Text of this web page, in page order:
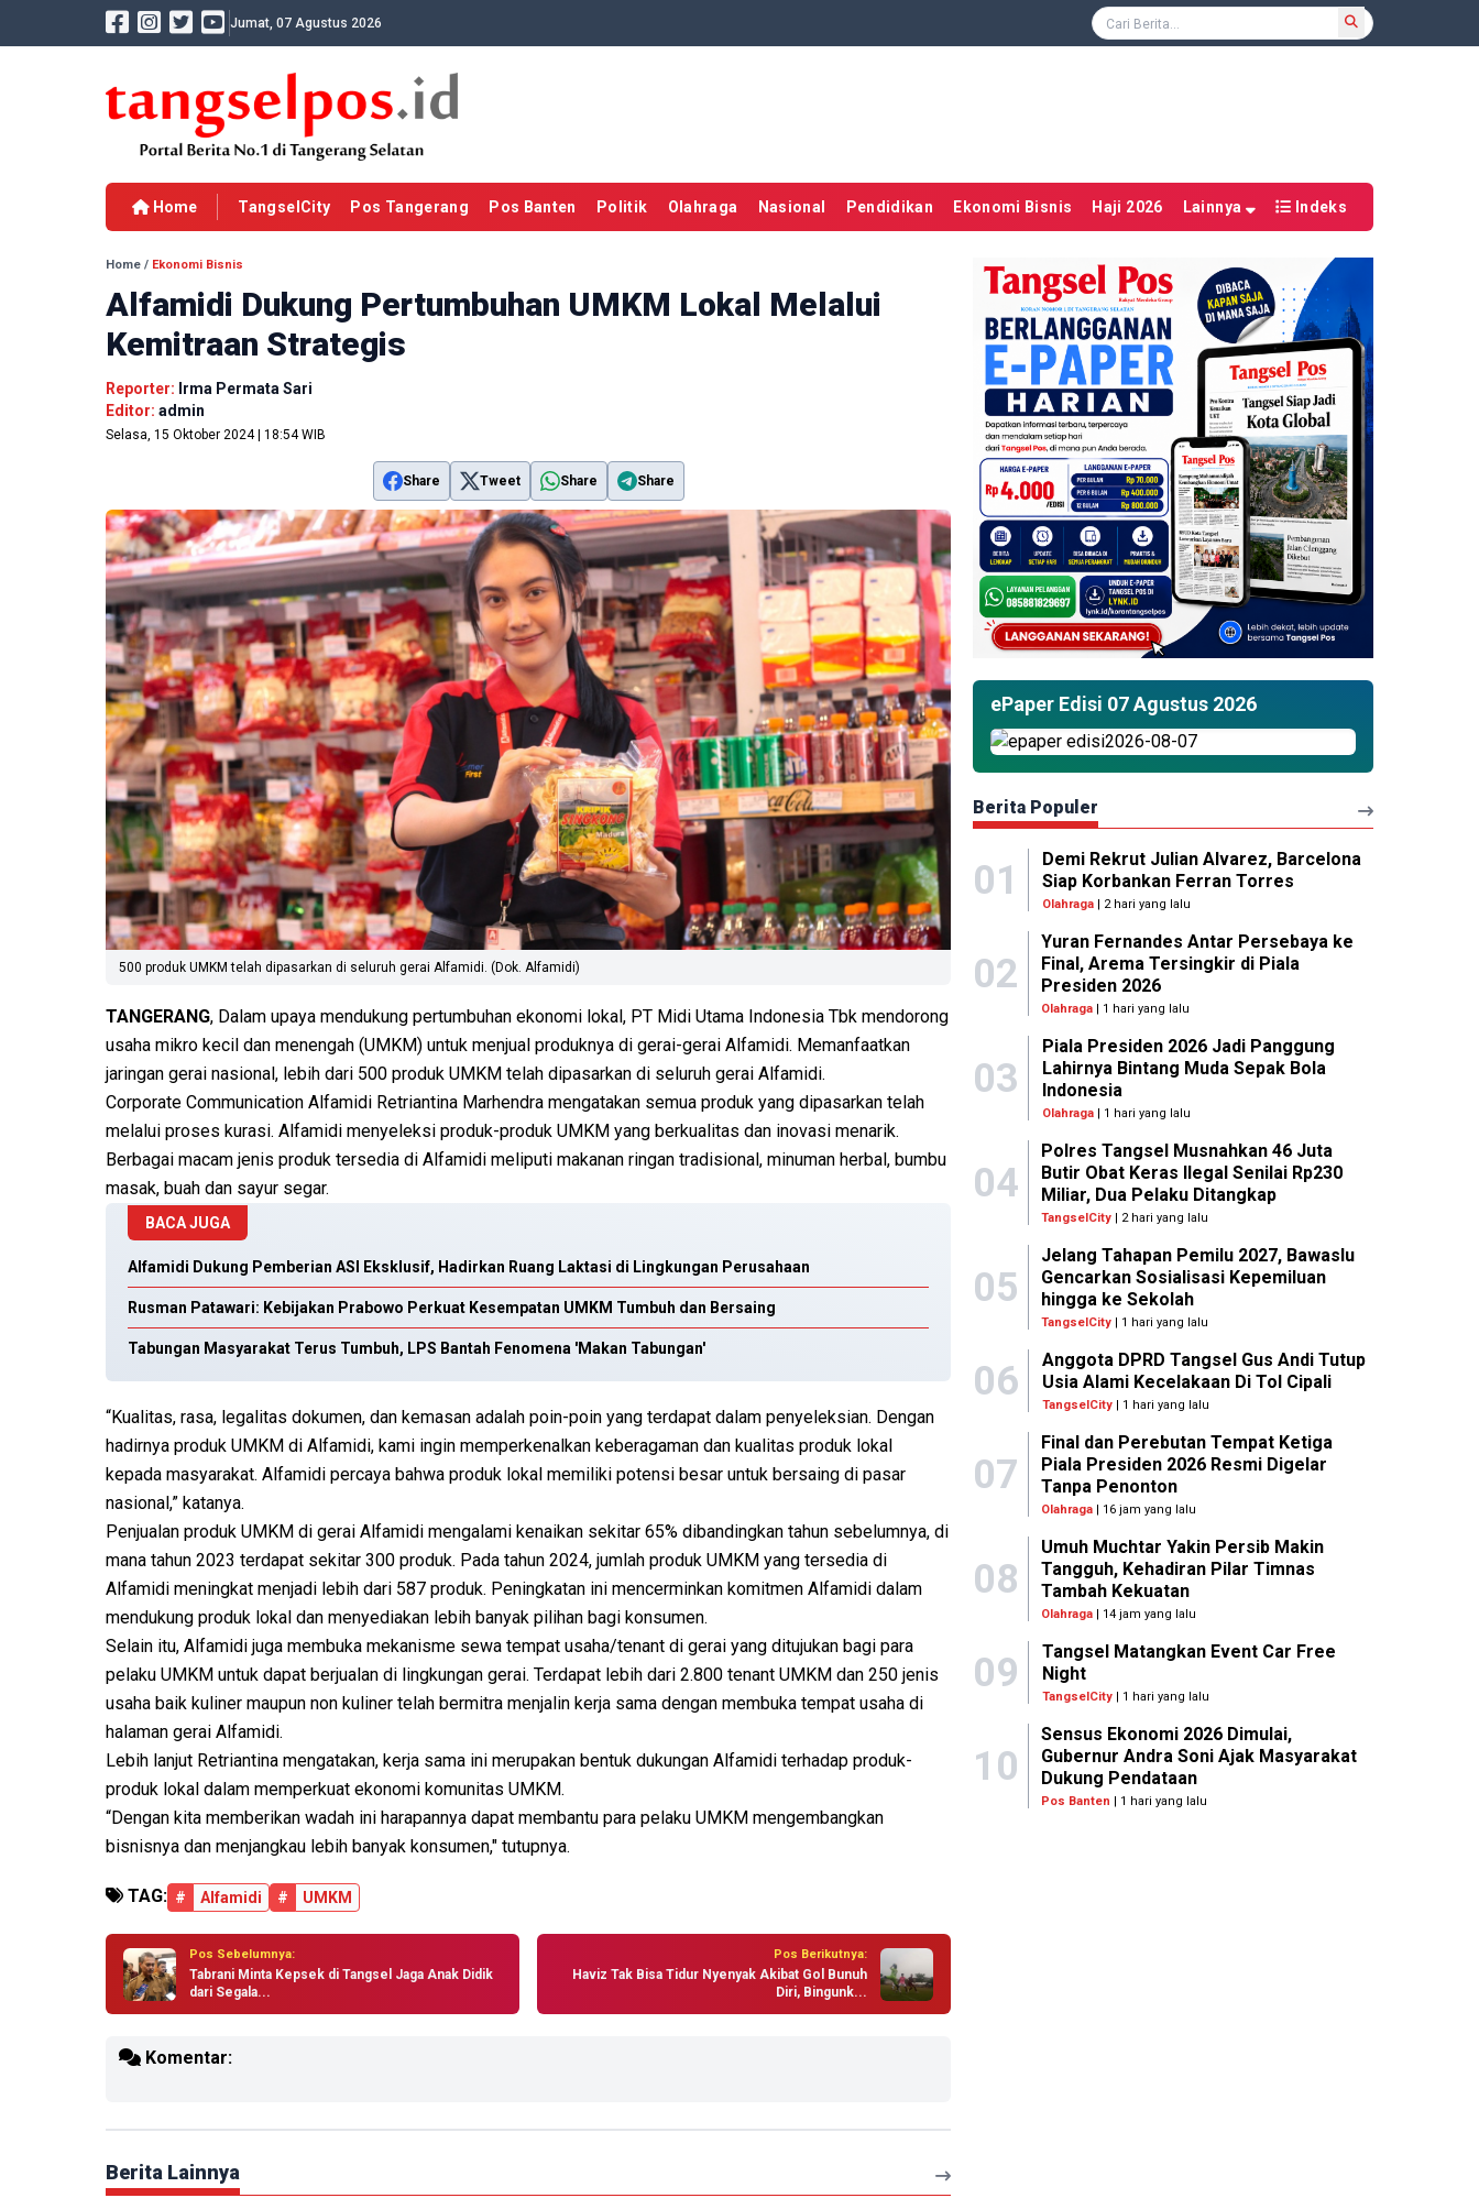
Jumat, 07 Agustus 2026
Home TangselCity Pos Tangerang Pos Banten Politik Olahraga Nasional Pendidikan Ekonomi Bisnis Haji 2026 Lainnya Indeks
Home / Ekonomi Bisnis
Alfamidi Dukung Pertumbuhan UMKM Lokal Melalui
Kemitraan Strategis
Reporter: Irma Permata Sari
Editor: admin
Selasa, 15 Oktober 2024 | 18:54 WIB
Share Tweet Share Share
500 produk UMKM telah dipasarkan di seluruh gerai Alfamidi. (Dok. Alfamidi)
TANGERANG, Dalam upaya mendukung pertumbuhan ekonomi lokal, PT Midi Utama Indonesia Tbk mendorong
usaha mikro kecil dan menengah (UMKM) untuk menjual produknya di gerai-gerai Alfamidi. Memanfaatkan
jaringan gerai nasional, lebih dari 500 produk UMKM telah dipasarkan di seluruh gerai Alfamidi.
Corporate Communication Alfamidi Retriantina Marhendra mengatakan semua produk yang dipasarkan telah
melalui proses kurasi. Alfamidi menyeleksi produk-produk UMKM yang berkualitas dan inovasi menarik.
Berbagai macam jenis produk tersedia di Alfamidi meliputi makanan ringan tradisional, minuman herbal, bumbu
masak, buah dan sayur segar.
BACA JUGA
Alfamidi Dukung Pemberian ASI Eksklusif, Hadirkan Ruang Laktasi di Lingkungan Perusahaan
Rusman Patawari: Kebijakan Prabowo Perkuat Kesempatan UMKM Tumbuh dan Bersaing
Tabungan Masyarakat Terus Tumbuh, LPS Bantah Fenomena 'Makan Tabungan'
“Kualitas, rasa, legalitas dokumen, dan kemasan adalah poin-poin yang terdapat dalam penyeleksian. Dengan
hadirnya produk UMKM di Alfamidi, kami ingin memperkenalkan keberagaman dan kualitas produk lokal
kepada masyarakat. Alfamidi percaya bahwa produk lokal memiliki potensi besar untuk bersaing di pasar
nasional,” katanya.
Penjualan produk UMKM di gerai Alfamidi mengalami kenaikan sekitar 65% dibandingkan tahun sebelumnya, di
mana tahun 2023 terdapat sekitar 300 produk. Pada tahun 2024, jumlah produk UMKM yang tersedia di
Alfamidi meningkat menjadi lebih dari 587 produk. Peningkatan ini mencerminkan komitmen Alfamidi dalam
mendukung produk lokal dan menyediakan lebih banyak pilihan bagi konsumen.
Selain itu, Alfamidi juga membuka mekanisme sewa tempat usaha/tenant di gerai yang ditujukan bagi para
pelaku UMKM untuk dapat berjualan di lingkungan gerai. Terdapat lebih dari 2.800 tenant UMKM dan 250 jenis
usaha baik kuliner maupun non kuliner telah bermitra menjalin kerja sama dengan membuka tempat usaha di
halaman gerai Alfamidi.
Lebih lanjut Retriantina mengatakan, kerja sama ini merupakan bentuk dukungan Alfamidi terhadap produk-
produk lokal dalam memperkuat ekonomi komunitas UMKM.
“Dengan kita memberikan wadah ini harapannya dapat membantu para pelaku UMKM mengembangkan
bisnisnya dan menjangkau lebih banyak konsumen," tutupnya.
TAG: # Alfamidi # UMKM
Pos Sebelumnya:
Tabrani Minta Kepsek di Tangsel Jaga Anak Didik
dari Segala...
Pos Berikutnya:
Haviz Tak Bisa Tidur Nyenyak Akibat Gol Bunuh
Diri, Bingunk...
Komentar:
Berita Lainnya
ePaper Edisi 07 Agustus 2026
Berita Populer
01
Demi Rekrut Julian Alvarez, Barcelona
Siap Korbankan Ferran Torres
Olahraga| 2 hari yang lalu
02
Yuran Fernandes Antar Persebaya ke
Final, Arema Tersingkir di Piala
Presiden 2026
Olahraga | 1 hari yang lalu
03
Piala Presiden 2026 Jadi Panggung
Lahirnya Bintang Muda Sepak Bola
Indonesia
Olahraga| 1 hari yang lalu
04
Polres Tangsel Musnahkan 46 Juta
Butir Obat Keras Ilegal Senilai Rp230
Miliar, Dua Pelaku Ditangkap
TangselCity | 2 hari yang lalu
05
Jelang Tahapan Pemilu 2027, Bawaslu
Gencarkan Sosialisasi Kepemiluan
hingga ke Sekolah
TangselCity | 1 hari yang lalu
06
Anggota DPRD Tangsel Gus Andi Tutup
Usia Alami Kecelakaan Di Tol Cipali
TangselCity| 1 hari yang lalu
07
Final dan Perebutan Tempat Ketiga
Piala Presiden 2026 Resmi Digelar
Tanpa Penonton
Olahraga | 16 jam yang lalu
08
Umuh Muchtar Yakin Persib Makin
Tangguh, Kehadiran Pilar Timnas
Tambah Kekuatan
Olahraga | 14 jam yang lalu
09
Tangsel Matangkan Event Car Free
Night
TangselCity| 1 hari yang lalu
10
Sensus Ekonomi 2026 Dimulai,
Gubernur Andra Soni Ajak Masyarakat
Dukung Pendataan
Pos Banten | 1 hari yang lalu